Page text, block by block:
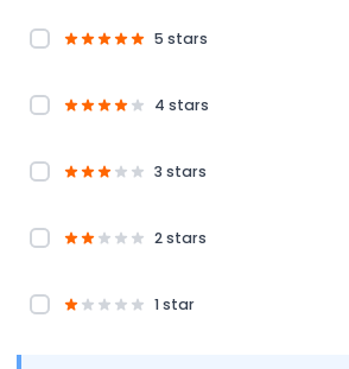
5 stars
4 stars
3 stars
2 stars
1 star